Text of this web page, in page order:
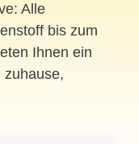
Alle
bis zum
Ihnen ein
zuhause,